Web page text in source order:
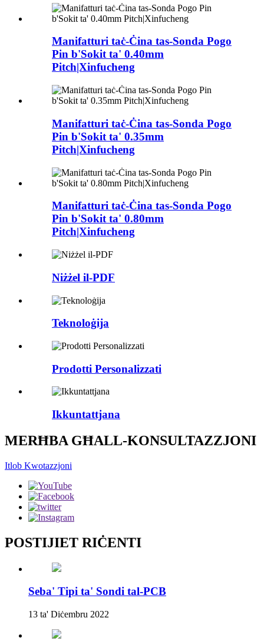
Manifatturi taċ-Ċina tas-Sonda Pogo
Pin b'Sokit ta' 0.40mm
Pitch|Xinfucheng
Manifatturi taċ-Ċina tas-Sonda Pogo
Pin b'Sokit ta' 0.35mm
Pitch|Xinfucheng
Manifatturi taċ-Ċina tas-Sonda Pogo
Pin b'Sokit ta' 0.80mm
Pitch|Xinfucheng
Niżżel il-PDF
Teknoloġija
Prodotti Personalizzati
Ikkuntattjana
MERĦBA GĦALL-KONSULTAZZJONI
Itlob Kwotazzjoni
POSTIJIET RIĊENTI
Seba' Tipi ta' Sondi tal-PCB
13 ta' Diċembru 2022